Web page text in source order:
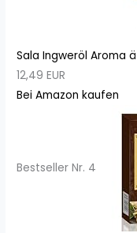
Sala Ingweröl Aroma
12,49 EUR
Bei Amazon kaufen
Bestseller Nr. 4